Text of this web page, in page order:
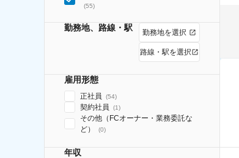
(55)
勤務地、路線・駅 勤務地を選択
路線・駅を選択
雇用形態
正社員 (54)
契約社員 (1)
その他（FCオーナー・業務委託な
ど）
(0)
年収